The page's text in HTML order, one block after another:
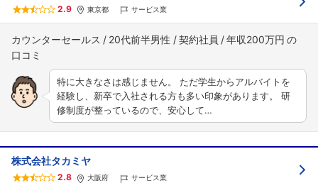
2.9 東京都 サービス業
カウンターセールス 20代前半男性 契約社員 年収200万円
特に大きなさは感じません。 ただ学生からアルバイトを
経験し、新卒で入社される方も多い印象があります。 研
修制度が整っているので、安心して…
株式会社タカミヤ
2.8 大阪府 サービス業